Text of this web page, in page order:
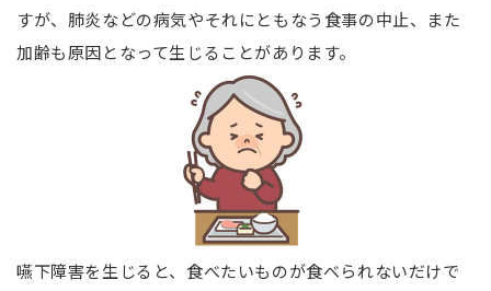
すが、肺炎などの病気やそれにともなう食事の中止、また
加齢も原因となって生じることがあります。
嚥下障害を生じると、食べたいものが食べられないだけで